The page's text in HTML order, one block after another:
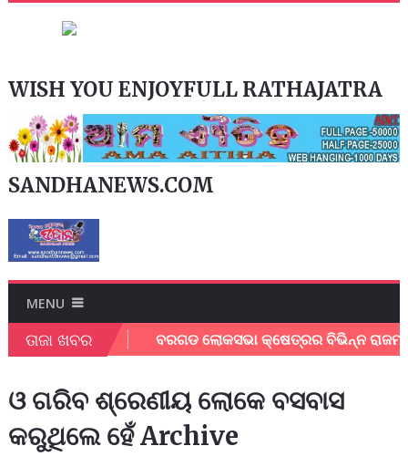
WISH YOU ENJOYFULL RATHAJATRA
SANDHANEWS.COM
MENU
ତାଜା ଖବର
କର୍ମୀ । ବରଗଡ ଲୋକସଭା କ୍ଷେତ୍ରର ବିଭିନ୍ନ ରାଜମାର୍ଗ
ଓ ଗରିବ ଶ୍ରେଣୀୟ ଲୋକେ ବସବାସ
କରୁଥିଲେ ହେଁ Archive